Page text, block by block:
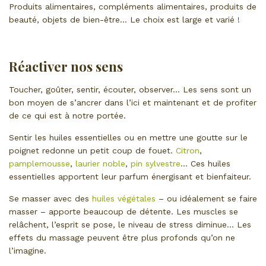
Produits alimentaires, compléments alimentaires, produits de
beauté, objets de bien-être… Le choix est large et varié !
Réactiver nos sens
Toucher, goûter, sentir, écouter, observer… Les sens sont un
bon moyen de s’ancrer dans l’ici et maintenant et de profiter
de ce qui est à notre portée.
Sentir les huiles essentielles ou en mettre une goutte sur le
poignet redonne un petit coup de fouet. Citron,
pamplemousse, laurier noble, pin sylvestre… Ces huiles
essentielles apportent leur parfum énergisant et bienfaiteur.
Se masser avec des huiles végétales – ou idéalement se faire
masser – apporte beaucoup de détente. Les muscles se
relâchent, l’esprit se pose, le niveau de stress diminue… Les
effets du massage peuvent être plus profonds qu’on ne
l’imagine.